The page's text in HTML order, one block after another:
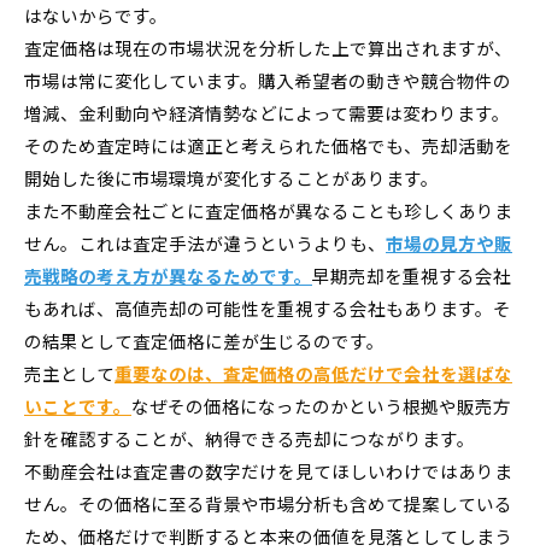
はないからです。
査定価格は現在の市場状況を分析した上で算出されますが、
市場は常に変化しています。購入希望者の動きや競合物件の
増減、金利動向や経済情勢などによって需要は変わります。
そのため査定時には適正と考えられた価格でも、売却活動を
開始した後に市場環境が変化することがあります。
また不動産会社ごとに査定価格が異なることも珍しくありま
せん。これは査定手法が違うというよりも、 市場の見方や販
売戦略の考え方が異なるためです。 早期売却を重視する会社
もあれば、高値売却の可能性を重視する会社もあります。そ
の結果として査定価格に差が生じるのです。
売主として重要なのは、査定価格の高低だけで会社を選ばな
いことです。 なぜその価格になったのかという根拠や販売方
針を確認することが、納得できる売却につながります。
不動産会社は査定書の数字だけを見てほしいわけではありま
せん。その価格に至る背景や市場分析も含めて提案している
ため、価格だけで判断すると本来の価値を見落としてしまう